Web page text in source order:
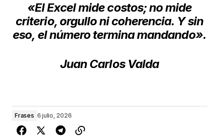
«El Excel mide costos; no mide
criterio, orgullo ni coherencia. Y sin
eso, el número termina mandando».
Juan Carlos Valda
Frases 6 julio, 2026